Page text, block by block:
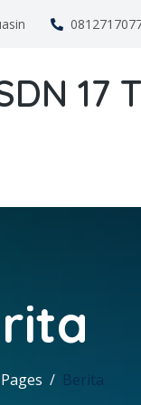
17
Pages Berita